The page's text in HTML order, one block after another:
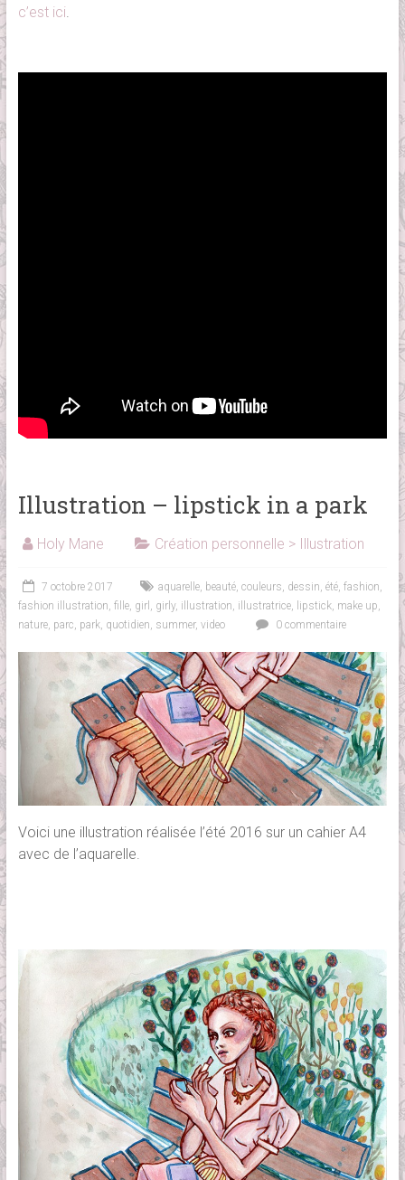
c’est ici
Illustration – lipstick in a park
Holy Mane Création personnelle > Illustration
7 octobre 2017 aquarelle, beauté, couleurs dessin été, fashion
fashion illustration fille, girl girly, illustration illustratrice, lipstick, make up
nature, parc park, quotidien summer, video 0 commentaire
Voici une illustration réalisée l’été 2016 sur un cahier A4
avec de l’aquarelle.